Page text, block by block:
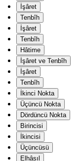
İşâret
Tenbîh
İşâret
Tenbîh
Hâtime
İşâret ve Tenbîh
İşâret
Tenbîh
İkinci Nokta
Üçüncü Nokta
Dördüncü Nokta
Birincisi
İkincisi
Üçüncüsü
Elhâsıl